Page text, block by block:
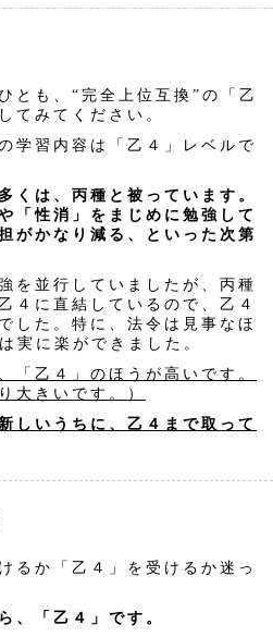
とも、“完全上位互換”の「乙
てみてください。
学習内容は「乙４」レベルで
くは、丙種と被っています。
「性消」をまじめに勉強して
がかなり減る、といった次第
を並行していましたが、丙種
４に直結しているので、乙４
した。特に、法令は見事なほ
実に楽ができました。
「乙４」のほうが高いです。
大きいです。）
しいうちに、乙４まで取って
るか「乙４」を受けるか迷っ
、「乙４」です。